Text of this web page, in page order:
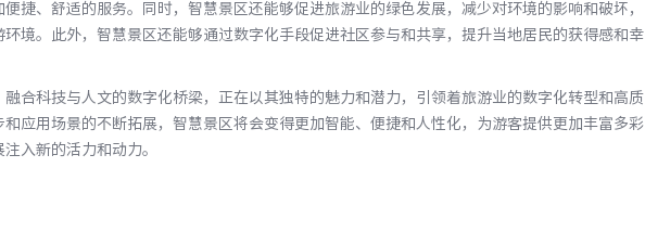
捷、舒适的服务。同时，智慧景区还能够促进旅游业的绿色发展，减少对环境的影响和破坏，
境。此外，智慧景区还能够通过数字化手段促进社区参与和共享，提升当地居民的获得感和幸
合科技与人文的数字化桥梁，正在以其独特的魅力和潜力，引领着旅游业的数字化转型和高质
应用场景的不断拓展，智慧景区将会变得更加智能、便捷和人性化，为游客提供更加丰富多彩
入新的活力和动力。